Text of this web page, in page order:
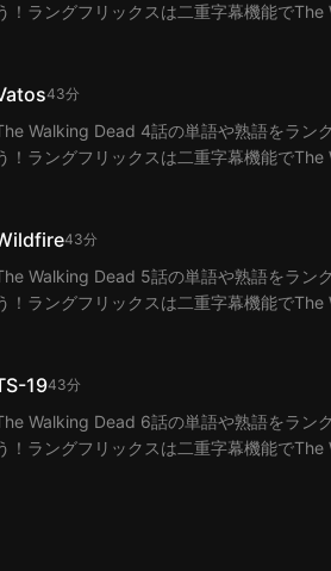
！ラングフリックスは二重字幕機能で
43分
Walking Dead 4話の単語や熟語をラン
！ラングフリックスは二重字幕機能で
43分
Walking Dead 5話の単語や熟語をラン
！ラングフリックスは二重字幕機能で
1943分
Walking Dead 6話の単語や熟語をラン
！ラングフリックスは二重字幕機能で